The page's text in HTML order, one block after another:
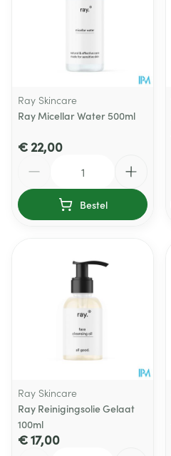
Ray Skincare
Ray Micellar Water 500ml
€ 22,00
Bestel
Ray Skincare
Ray Reinigingsolie Gelaat
100ml
€ 17,00